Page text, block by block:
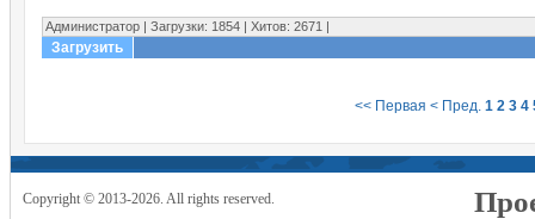
Администратор | Загрузки: 1854 | Хитов: 2671 |
Загрузить
<< Первая < Пред. 1 2 3 4
Copyright © 2013-2026. All rights reserved.